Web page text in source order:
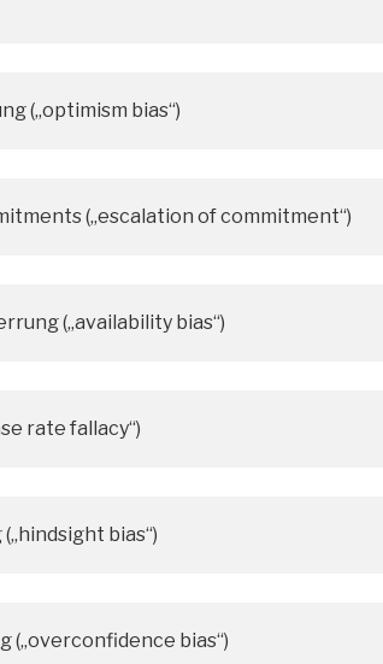
(„optimism bias“)
(„escalation of commitment“)
(„availability bias“)
rate fallacy“)
bias“)
(„overconfidence bias“)